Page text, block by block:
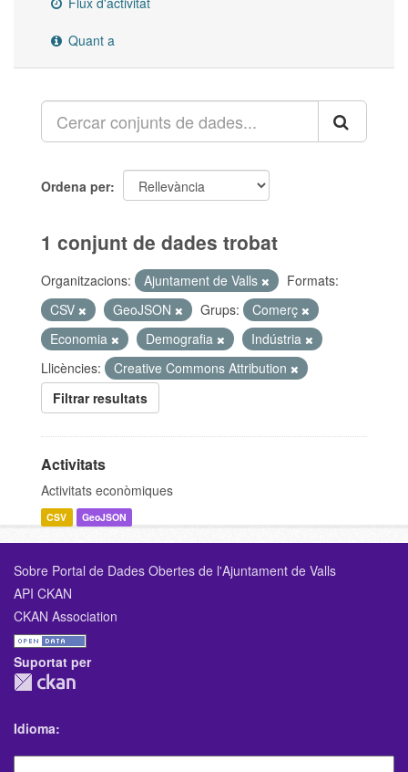
Quant a
Ordena per
1 conjunt de dades trobat
Organitzacions: Ajuntament de Valls
Formats:
CSV
GeoJSON Grups:
Comerç
Economia
Demografia
Indústria
Llicències:
Creative Commons Attribution
Filtrar resultats
Activitats
Activitats econòmiques
CSV GeoJSON
Sobre Portal de Dades Obertes de l'Ajuntament de Valls
API CKAN
CKAN Association
Suportat per
Idioma